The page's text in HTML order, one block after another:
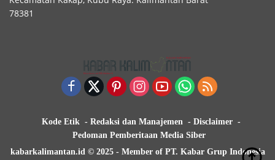
78381
Kode Etik Redaksi dan Manajemen
Disclaimer
Pedoman Pemberitaan Media Siber
kabarkalimantan.id © 2025 - Member of PT. Kabar Grup Indonesia